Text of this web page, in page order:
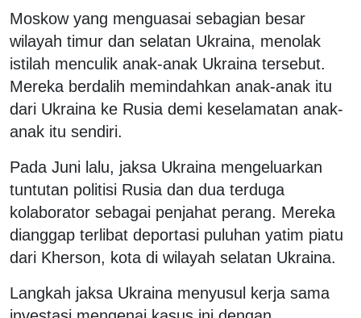
Moskow yang menguasai sebagian besar
wilayah timur dan selatan Ukraina, menolak
istilah menculik anak-anak Ukraina tersebut.
Mereka berdalih memindahkan anak-anak itu
dari Ukraina ke Rusia demi keselamatan anak-
anak itu sendiri.
Pada Juni lalu, jaksa Ukraina mengeluarkan
tuntutan politisi Rusia dan dua terduga
kolaborator sebagai penjahat perang. Mereka
dianggap terlibat deportasi puluhan yatim piatu
dari Kherson, kota di wilayah selatan Ukraina.
Langkah jaksa Ukraina menyusul kerja sama